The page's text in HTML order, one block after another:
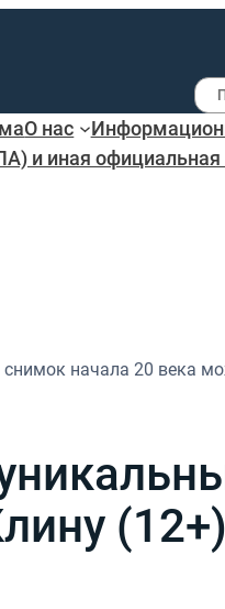
О нас
и иная официальная
начала 20 века
(12+)